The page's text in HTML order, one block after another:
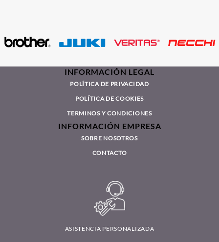
INFORMACIÓN LEGAL
POLÍTICA DE PRIVACIDAD
POLÍTICA DE COOKIES
TERMINOS Y CONDICIONES
INFORMACIÓN EMPRESA
SOBRE NOSOTROS
CONTACTO
ASISTENCIA PERSONALIZADA